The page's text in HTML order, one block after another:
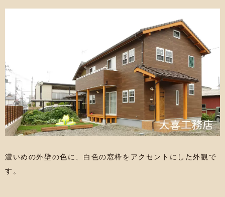
濃いめの外壁の色に、白色の窓枠をアクセントにした外観で
す。